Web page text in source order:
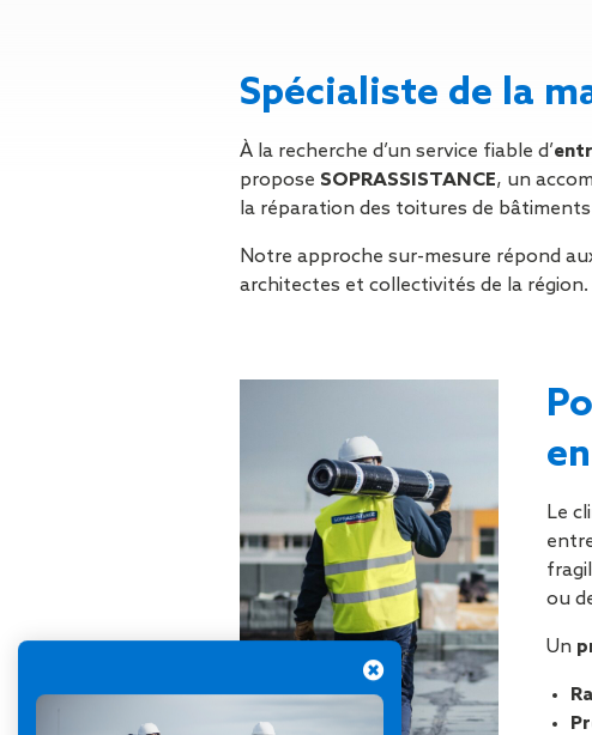
Rafraichissement
Réfection
d’étanchéité
Toiture
Toitures blanches
réflectives
Ventilation naturelle
Spécialiste de la
À la recherche d’un service fiable d’
propose SOPRASSISTANCE, un
la réparation des toitures de
Notre approche sur-mesure répond
architectes et collectivités de la région.
Le
ou
Un